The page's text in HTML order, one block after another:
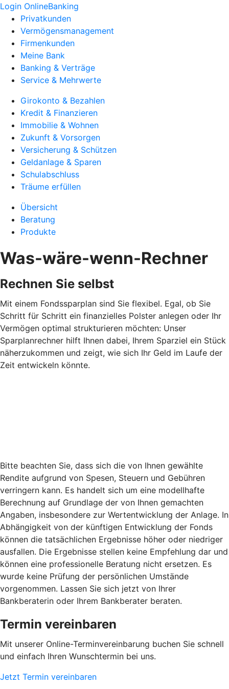
Login OnlineBanking
Privatkunden
Vermögensmanagement
Firmenkunden
Meine Bank
Banking & Verträge
Service & Mehrwerte
Girokonto & Bezahlen
Kredit & Finanzieren
Immobilie & Wohnen
Zukunft & Vorsorgen
Versicherung & Schützen
Geldanlage & Sparen
Schulabschluss
Träume erfüllen
Übersicht
Beratung
Produkte
Was-wäre-wenn-Rechner
Rechnen Sie selbst
Mit einem Fondssparplan sind Sie flexibel. Egal, ob Sie
Schritt für Schritt ein finanzielles Polster anlegen oder Ihr
Vermögen optimal strukturieren möchten: Unser
Sparplanrechner hilft Ihnen dabei, Ihrem Sparziel ein Stück
näherzukommen und zeigt, wie sich Ihr Geld im Laufe der
Zeit entwickeln könnte.
Bitte beachten Sie, dass sich die von Ihnen gewählte
Rendite aufgrund von Spesen, Steuern und Gebühren
verringern kann. Es handelt sich um eine modellhafte
Berechnung auf Grundlage der von Ihnen gemachten
Angaben, insbesondere zur Wertentwicklung der Anlage. In
Abhängigkeit von der künftigen Entwicklung der Fonds
können die tatsächlichen Ergebnisse höher oder niedriger
ausfallen. Die Ergebnisse stellen keine Empfehlung dar und
können eine professionelle Beratung nicht ersetzen. Es
wurde keine Prüfung der persönlichen Umstände
vorgenommen. Lassen Sie sich jetzt von Ihrer
Bankberaterin oder Ihrem Bankberater beraten.
Termin vereinbaren
Mit unserer Online-Terminvereinbarung buchen Sie schnell
und einfach Ihren Wunschtermin bei uns.
Jetzt Termin vereinbaren